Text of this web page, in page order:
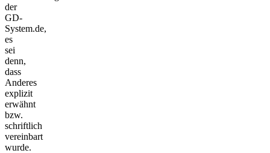
der
GD-
System.de,
es
sei
denn,
dass
Anderes
explizit
erwähnt
bzw.
schriftlich
vereinbart
wurde.